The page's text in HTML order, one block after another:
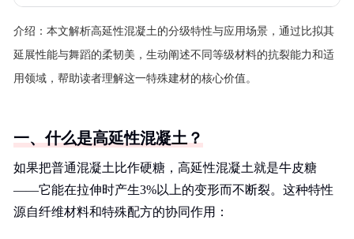
介绍： 本文解析高延性混凝土的分级特性与应用场景，通过比拟其
延展性能与舞蹈的柔韧美，生动阐述不同等级材料的抗裂能力和适
用领域，帮助读者理解这一特殊建材的核心价值。
一、什么是高延性混凝土？
如果把普通混凝土比作硬糖，高延性混凝土就是牛皮糖
——它能在拉伸时产生3%以上的变形而不断裂。这种特性
源自纤维材料和特殊配方的协同作用：